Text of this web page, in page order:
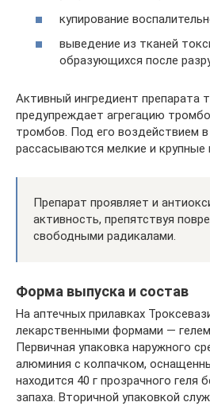
купирование
выведение из тканей
образующихся после
Активный ингредиент препарата
предупреждает агрегацию
тромбов. Под его воздействием
рассасываются мелкие и крупные
Препарат проявляет и
активность, препятствуя
свободными радикалами.
Форма выпуска и состав
На аптечных прилавках
лекарственными формами —
Первичная упаковка наружного
алюминия с колпачком,
находится 40 г прозрачного геля
запаха. Вторичной упаковкой